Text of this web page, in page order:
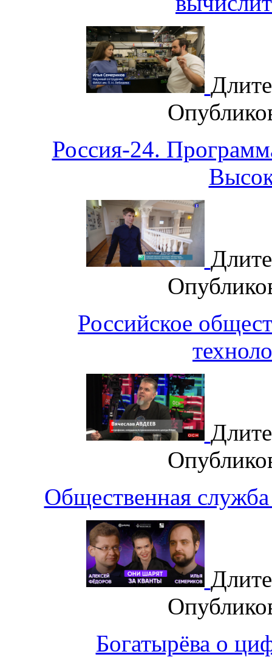
Россия-24.
Российское
Общественная
Богатырёва о